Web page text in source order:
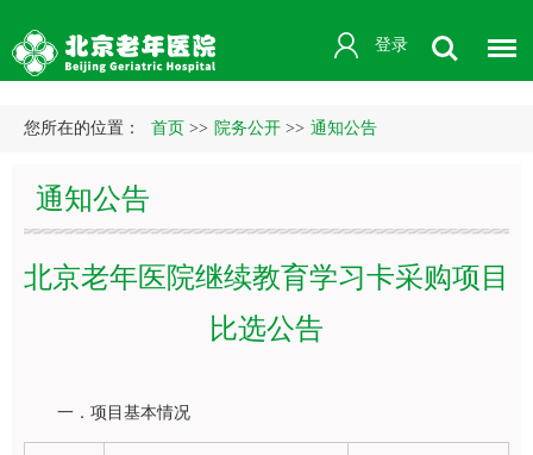
登录
您所在的位置： 首页 >> 院务公开 >> 通知公告
通知公告
北京老年医院继续教育学习卡采购项目
比选公告
一．项目基本情况